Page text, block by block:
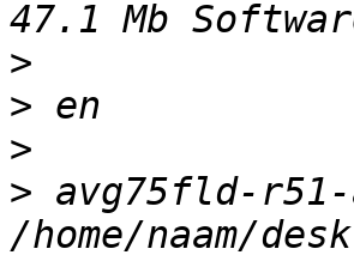
>
>
>
> avg75fld-